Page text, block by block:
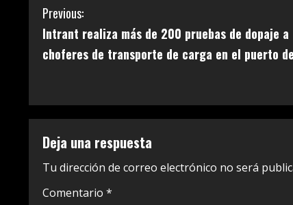
C
o
t
i
n
u
Previous:
Intrant realiza más de 200 pruebas de dopaje a
choferes de transporte de carga en el puerto
Deja una respuesta
Tu dirección de correo electrónico no será
Comentario *